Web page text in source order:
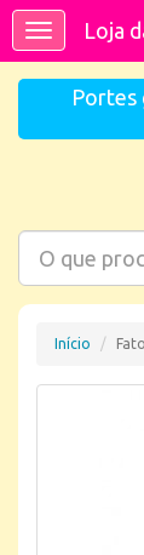
ToggleLoja
Portes
Início